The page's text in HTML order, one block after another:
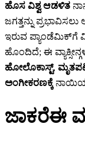
ಹೊಸ ವಿಶ್ವ ಆಡಳಿತ
ಜಗತ್ತನ್ನು
ಇರುವ ಪ್ಯಾಂಡೆಮಿಕ್‌ಗೆ
ಹೊಂದಿದೆ; ಈ
ಹೋಲೊಕಾಸ್ಟ್‌,
ಅಂಗೀಕರಣಕ್ಕೆ
ಜಾಕರೆಈ